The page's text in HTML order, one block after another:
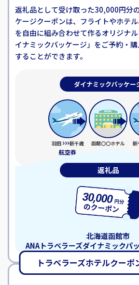
返礼品として受け取った30,000円分
ケージクーポンは、 フライトやホテ
を自由に組み合わせて作るオリジナ
イナミックパッケージ」をご予約・
することができます。
ダイナミックパッケー
羽田 新千歳
航空券
函館〇〇ホテル
一泊宿泊
新
返礼品
北海道函館市
ANAトラベラーズダイナミックパ
トラベラーズホテルクーポ